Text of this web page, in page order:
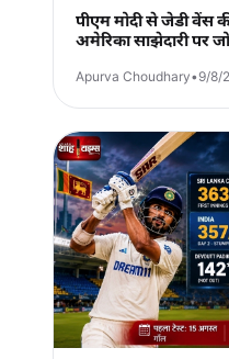
पीएम मोदी से जेडी वेंस
अमेरिका साझेदारी पर
Apurva Choudhary•9/8/